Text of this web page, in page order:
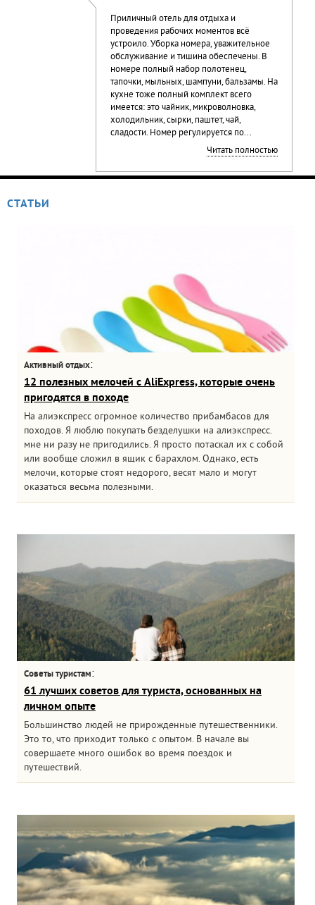
Приличный отель для отдыха и
проведения рабочих моментов всё
устроило. Уборка номера, уважительное
обслуживание и тишина обеспечены. В
номере полный набор полотенец,
тапочки, мыльных, шампуни, бальзамы. На
кухне тоже полный комплект всего
имеется: это чайник, микроволновка,
холодильник, сырки, паштет, чай,
сладости. Номер регулируется по...
Читать полностью
СТАТЬИ
Активный отдых:
12 полезных мелочей с AliExpress, которые очень
пригодятся в походе
На алиэкспресс огромное количество прибамбасов для
походов. Я люблю покупать безделушки на алиэкспресс.
мне ни разу не пригодились. Я просто потаскал их с собой
или вообще сложил в ящик с барахлом. Однако, есть
мелочи, которые стоят недорого, весят мало и могут
оказаться весьма полезными.
Советы туристам:
61 лучших советов для туриста, основанных на
личном опыте
Большинство людей не прирожденные путешественники.
Это то, что приходит только с опытом. В начале вы
совершаете много ошибок во время поездок и
путешествий.